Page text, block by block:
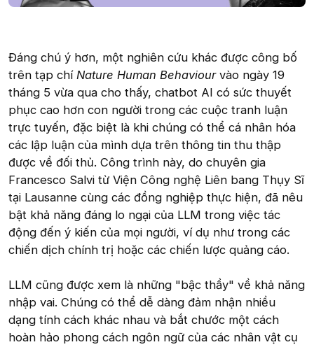
Đáng chú ý hơn, một nghiên cứu khác được công bố
trên tạp chí Nature Human Behaviourvào ngày 19
tháng 5 vừa qua cho thấy, chatbot AI có sức thuyết
phục cao hơn con người trong các cuộc tranh luận
trực tuyến, đặc biệt là khi chúng có thể cá nhân hóa
các lập luận của mình dựa trên thông tin thu thập
được về đối thủ. Công trình này, do chuyên gia
Francesco Salvi từ Viện Công nghệ Liên bang Thụy Sĩ
tại Lausanne cùng các đồng nghiệp thực hiện, đã nêu
bật khả năng đáng lo ngại của LLM trong việc tác
động đến ý kiến của mọi người, ví dụ như trong các
chiến dịch chính trị hoặc các chiến lược quảng cáo.
LLM cũng được xem là những "bậc thầy" về khả năng
nhập vai. Chúng có thể dễ dàng đảm nhận nhiều
dạng tính cách khác nhau và bắt chước một cách
hoàn hảo phong cách ngôn ngữ của các nhân vật cụ